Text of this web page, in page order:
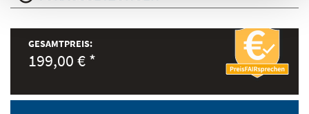
GESAMTPREIS:
199,00 € *